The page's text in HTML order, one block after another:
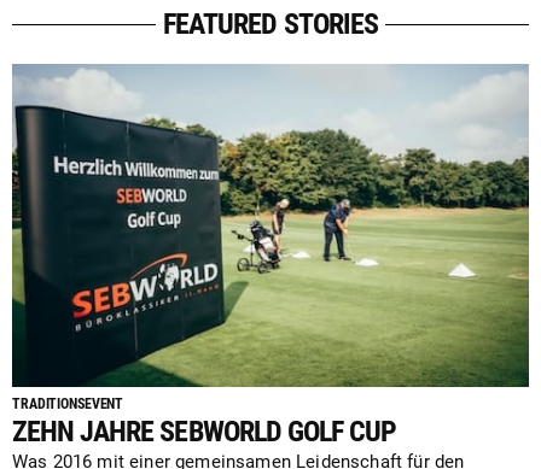
FEATURED STORIES
TRADITIONSEVENT
ZEHN JAHRE SEBWORLD GOLF CUP
Was 2016 mit einer gemeinsamen Leidenschaft für den